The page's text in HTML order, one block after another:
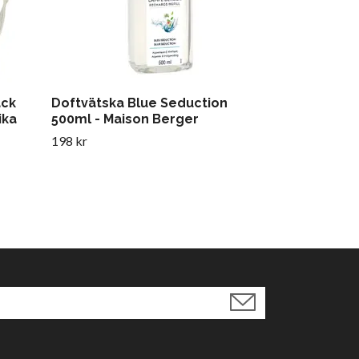
Doftvätska Blue Seduction
500ml - Maison Berger
198 kr